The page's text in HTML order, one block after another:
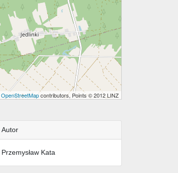
OpenStreetMapcontributors, Points © 2012 LINZ
Autor
Przemysław Kata